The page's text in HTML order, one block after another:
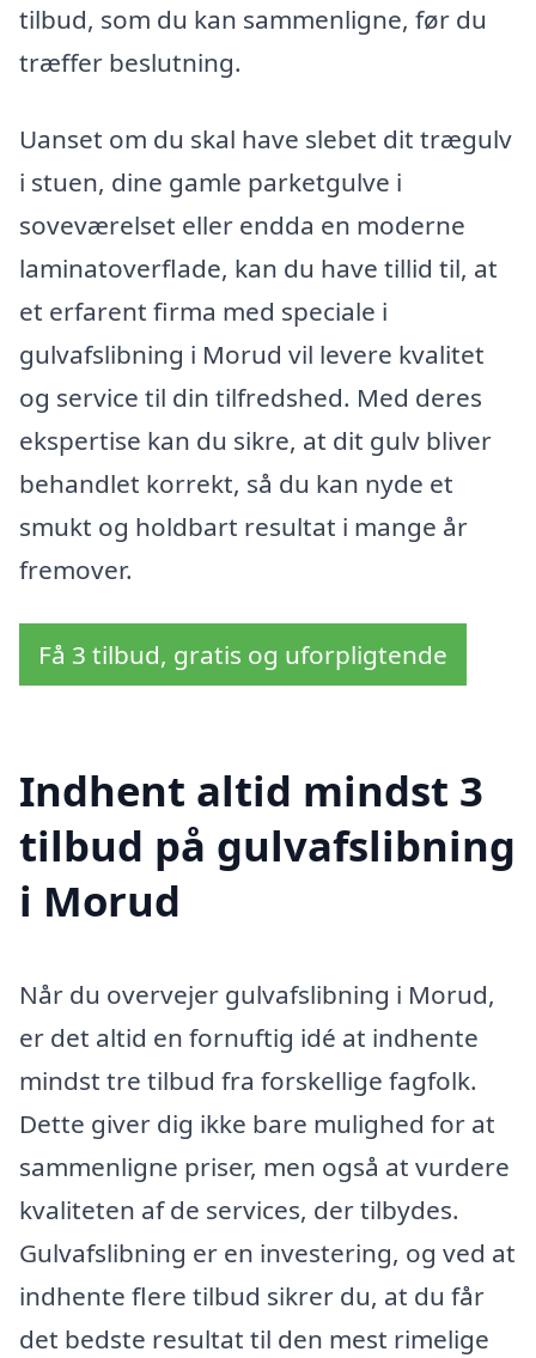
tilbud, som du kan sammenligne, før du
træffer beslutning.
Uanset om du skal have slebet dit trægulv
i stuen, dine gamle parketgulve i
soveværelset eller endda en moderne
laminatoverflade, kan du have tillid til, at
et erfarent firma med speciale i
gulvafslibning i Morud vil levere kvalitet
og service til din tilfredshed. Med deres
ekspertise kan du sikre, at dit gulv bliver
behandlet korrekt, så du kan nyde et
smukt og holdbart resultat i mange år
fremover.
Få 3 tilbud, gratis og uforpligtende
Indhent altid mindst 3
tilbud på gulvafslibning
i Morud
Når du overvejer gulvafslibning i Morud,
er det altid en fornuftig idé at indhente
mindst tre tilbud fra forskellige fagfolk.
Dette giver dig ikke bare mulighed for at
sammenligne priser, men også at vurdere
kvaliteten af de services, der tilbydes.
Gulvafslibning er en investering, og ved at
indhente flere tilbud sikrer du, at du får
det bedste resultat til den mest rimelige